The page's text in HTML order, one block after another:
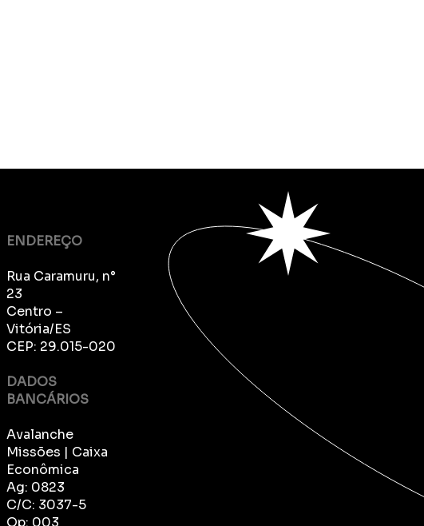
ENDEREÇO
Rua Caramuru, n°
23
Centro –
Vitória/ES
CEP: 29.015-020
DADOS
BANCÁRIOS
Avalanche
Missões | Caixa
Econômica
Ag: 0823
C/C: 3037-5
Op: 003